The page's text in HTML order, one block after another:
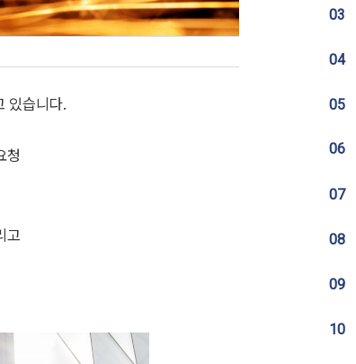
있습니다.
청
고
03
04
05
06
07
08
09
10